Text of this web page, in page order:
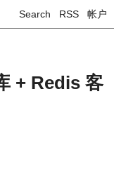
Search RSS 帐户
+ Redis 客